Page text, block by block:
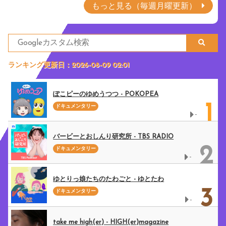
もっと見る（毎週月曜更新）
ランキング更新日：2026-08-09 02:01
- 1
ぽこピーのゆめうつつ - POKOPEA
ドキュメンタリー
- 2
バービーとおしんり研究所 - TBS RADIO
ドキュメンタリー
- 3
ゆとりっ娘たちのたわごと - ゆとたわ
ドキュメンタリー
take me high(er) - HIGH(er)magazine